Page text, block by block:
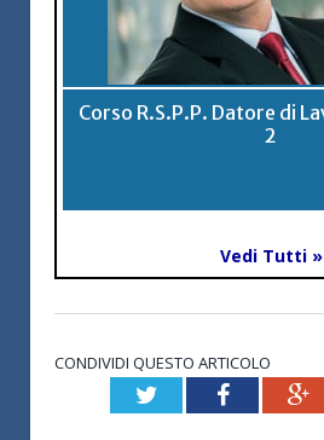
Corso R.S.P.P. Datore di
2
Vedi Tutti »
CONDIVIDI QUESTO ARTICOLO
TwitterFacebook